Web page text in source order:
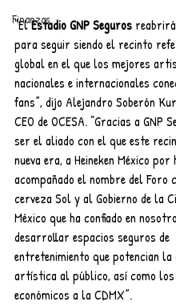
Finanzas
“El Estadio GNP Seguros
para seguir siendo el recinto
global en el que los mejores
nacionales e internacionales
fans”, dijo Alejandro Soberón
CEO de OCESA. “Gracias a GNP
ser el aliado con el que este
nueva era, a Heineken México por
acompañado el nombre del Foro
cerveza Sol y al Gobierno de la
México que ha confiado en
desarrollar espacios seguros de
entretenimiento que potencian
artística al público, así como los
económicos a la CDMX”.